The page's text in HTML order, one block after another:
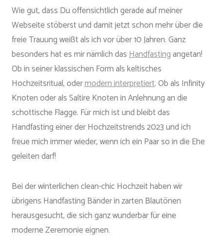
Wie gut, dass Du offensichtlich gerade auf meiner
Webseite stöberst und damit jetzt schon mehr über die
freie Trauung weißt als ich vor über 10 Jahren. Ganz
besonders hat es mir nämlich dasHandfastingangetan!
Ob in seiner klassischen Form als keltisches
Hochzeitsritual, odermodern interpretiert. Ob als Infinity
Knoten oder als Saltire Knoten in Anlehnung an die
schottische Flagge. Für mich ist und bleibt das
Handfasting einer der Hochzeitstrends 2023 und ich
freue mich immer wieder, wenn ich ein Paar so in die Ehe
geleiten darf!
Bei der winterlichen clean-chic Hochzeit haben wir
übrigens Handfasting Bänder in zarten Blautönen
herausgesucht, die sich ganz wunderbar für eine
moderne Zeremonie eignen.